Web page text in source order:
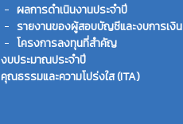
ผลการดำเนินงานประจำปี
รายงานของผู้สอบบัญชีและงบการเงิน
โครงการลงทุนที่สำคัญ
งบประมาณประจำปี
คุณธรรมและความโปร่งใส (ITA)